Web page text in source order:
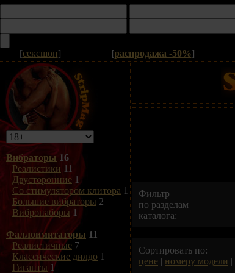
[сексшоп] [распродажа -50%]
Вибраторы 16
Реалистики 11
Двусторонние 1
Со стимулятором клитора 1
Большие вибраторы 2
Вибронаборы 1
Фаллоимитаторы 11
Реалистичные 7
Классические дилдо 1
Гиганты 1
Фильтр
по разделам
каталога:
Сортировать по:
цене | номеру модели |